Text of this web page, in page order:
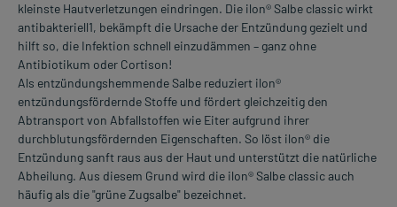
kleinste Hautverletzungen eindringen. Die ilon® Salbe classic wirkt
antibakteriell1, bekämpft die Ursache der Entzündung gezielt und
hilft so, die Infektion schnell einzudämmen – ganz ohne
Antibiotikum oder Cortison!
Als entzündungshemmende Salbe reduziert ilon®
entzündungsfördernde Stoffe und fördert gleichzeitig den
Abtransport von Abfallstoffen wie Eiter aufgrund ihrer
durchblutungsfördernden Eigenschaften. So löst ilon® die
Entzündung sanft raus aus der Haut und unterstützt die natürliche
Abheilung. Aus diesem Grund wird die ilon® Salbe classic auch
häufig als die "grüne Zugsalbe" bezeichnet.